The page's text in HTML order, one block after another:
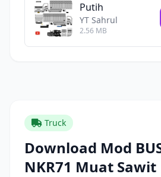
Putih
YT Sahrul
2.56 MB
Truck
Download Mod
NKR71 Muat Sawit